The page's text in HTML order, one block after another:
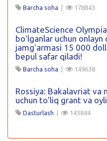
Barcha soha | 178843
ClimateScience
boʻlganlar uchun
jamgʻarmasi 15 000
bepul safar qiladi!
Barcha soha | 149638
Rossiya: Bakalavriat va
uchun to’liq grant va
Dasturlash | 143844